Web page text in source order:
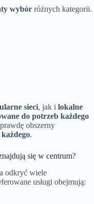
wybór różnych kategorii.
sieci, jak i lokalne
do potrzeb każdego
obszerny
.
się w centrum?
odkryć wiele
usługi obejmują: